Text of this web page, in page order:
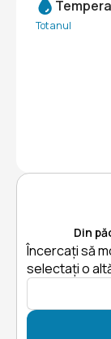
Tot anul
Din
Încercați să
selectați o